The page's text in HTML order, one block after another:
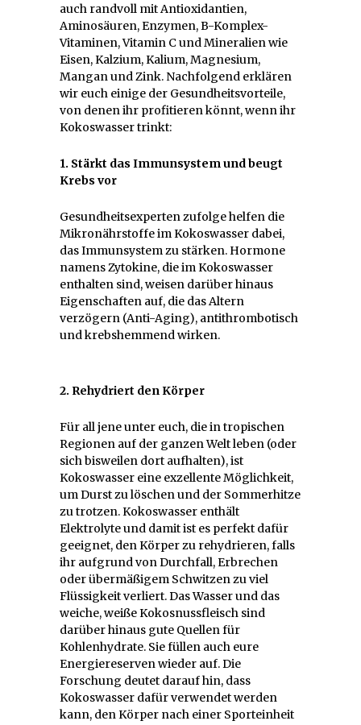
auch randvoll mit Antioxidantien,
Aminosäuren, Enzymen, B-Komplex-
Vitaminen, Vitamin C und Mineralien wie
Eisen, Kalzium, Kalium, Magnesium,
Mangan und Zink. Nachfolgend erklären
wir euch einige der Gesundheitsvorteile,
von denen ihr profitieren könnt, wenn ihr
Kokoswasser trinkt:
1. Stärkt das Immunsystem und beugt
Krebs vor
Gesundheitsexperten zufolge helfen die
Mikronährstoffe im Kokoswasser dabei,
das Immunsystem zu stärken. Hormone
namens Zytokine, die im Kokoswasser
enthalten sind, weisen darüber hinaus
Eigenschaften auf, die das Altern
verzögern (Anti-Aging), antithrombotisch
und krebshemmend wirken.
2. Rehydriert den Körper
Für all jene unter euch, die in tropischen
Regionen auf der ganzen Welt leben (oder
sich bisweilen dort aufhalten), ist
Kokoswasser eine exzellente Möglichkeit,
um Durst zu löschen und der Sommerhitze
zu trotzen. Kokoswasser enthält
Elektrolyte und damit ist es perfekt dafür
geeignet, den Körper zu rehydrieren, falls
ihr aufgrund von Durchfall, Erbrechen
oder übermäßigem Schwitzen zu viel
Flüssigkeit verliert. Das Wasser und das
weiche, weiße Kokosnussfleisch sind
darüber hinaus gute Quellen für
Kohlenhydrate. Sie füllen auch eure
Energiereserven wieder auf. Die
Forschung deutet darauf hin, dass
Kokoswasser dafür verwendet werden
kann, den Körper nach einer Sporteinheit